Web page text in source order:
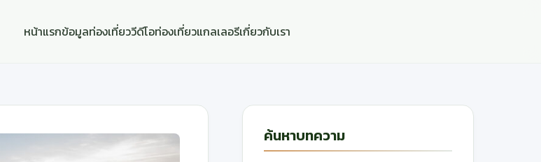
หน้าแรกข้อมูลท่องเที่ยววีดีโอท่องเที่ยวแกลเลอรีเกี่ยวกับเรา
ค้นหาบทความ